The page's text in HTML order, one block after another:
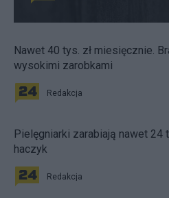
Nawet 40 tys. zł miesięcznie.
wysokimi zarobkami
Redakcja
Pielęgniarki zarabiają nawet 24
haczyk
Redakcja